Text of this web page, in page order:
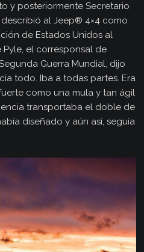
y posteriormente Secretario
al Jeep® 4×4 como
de Estados Unidos al
Pyle, el corresponsal de
Guerra Mundial, dijo
todo. Iba a todas partes. Era
como una mula y tan ágil
transportaba el doble de
diseñado y aún así, seguía